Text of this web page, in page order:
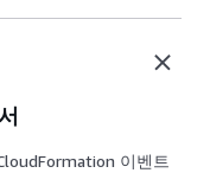
이벤트